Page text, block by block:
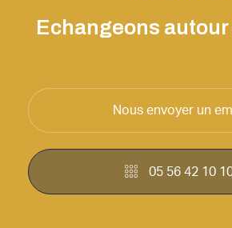
Echangeons autour
Nous envoyer un
05 56 42 10